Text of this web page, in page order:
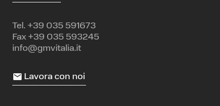
Tel. +39 035 591673
Fax +39 035 593245
info@gmvitalia.it
Lavora con noi